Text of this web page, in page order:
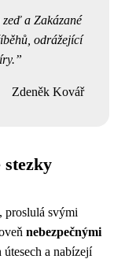
a Zakázané
odrážející
Zdeněk Kovář
stezky
proslulá svými
nebezpečnými
a nabízejí